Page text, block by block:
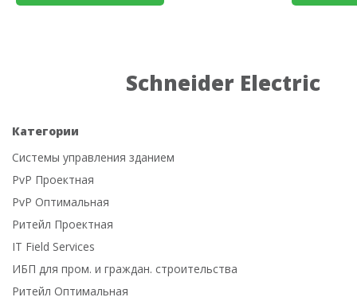
Schneider Electric
Категории
Системы управления зданием
PvP Проектная
PvP Оптимальная
Ритейл Проектная
IT Field Services
ИБП для пром. и граждан. строительства
Ритейл Оптимальная